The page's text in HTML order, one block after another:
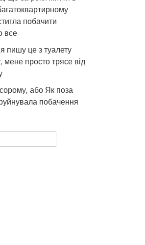
побачити
все
пишу це з туалету
мене просто трясе від
або Як поза
побачення